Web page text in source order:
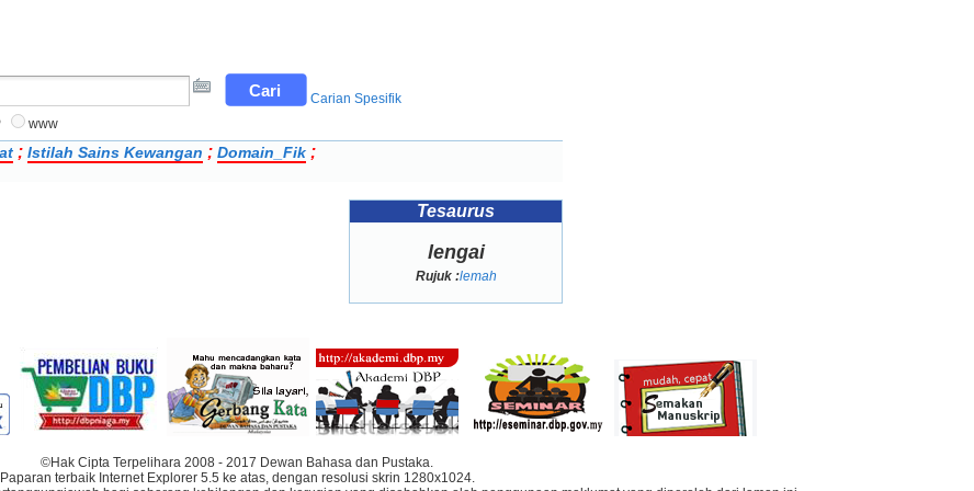
Carian Spesifik
www
; Istilah Sains Kewangan ; Domain_Fik ;
Tesaurus
lengai
Rujuk :lemah
©Hak Cipta Terpelihara 2008 - 2017 Dewan Bahasa dan Pustaka.
Paparan terbaik Internet Explorer 5.5 ke atas, dengan resolusi skrin 1280x1024.